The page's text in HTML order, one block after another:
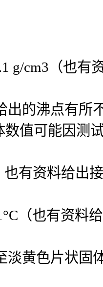
g/cm3（也
的沸点有所
数值可能因测
也有资料给出
（也有资料
淡黄色片状固